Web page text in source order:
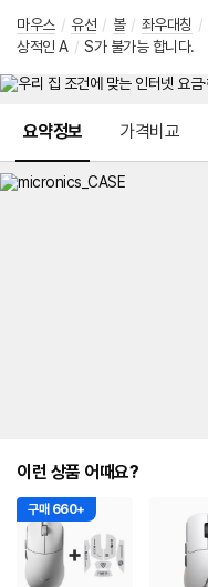
마우스 / 유선 / 볼 / 좌우대칭 /
상적인 A / S가 불가능 합니다.
요약정보 가격비교
이런 상품 어때요?
구매 660+